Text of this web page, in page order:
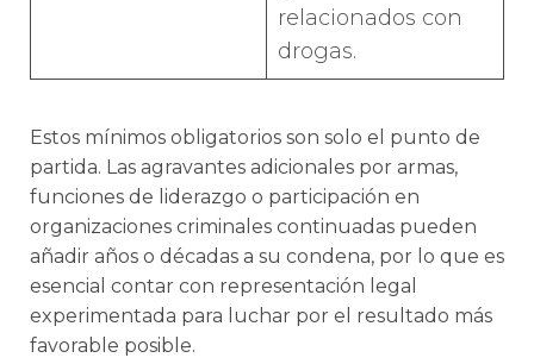
relacionados con
drogas.
Estos mínimos obligatorios son solo el punto de
partida. Las agravantes adicionales por armas,
funciones de liderazgo o participación en
organizaciones criminales continuadas pueden
añadir años o décadas a su condena, por lo que es
esencial contar con representación legal
experimentada para luchar por el resultado más
favorable posible.